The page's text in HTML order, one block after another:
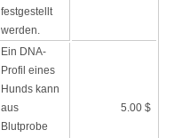
festgestellt
werden.
Ein DNA-
Profil eines
Hunds kann
aus
Blutprobe
5.00 $